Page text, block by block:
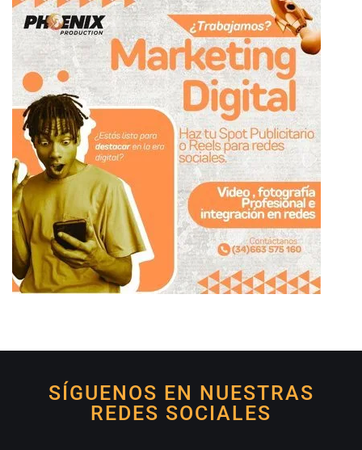
SÍGUENOS EN NUESTRAS
REDES SOCIALES